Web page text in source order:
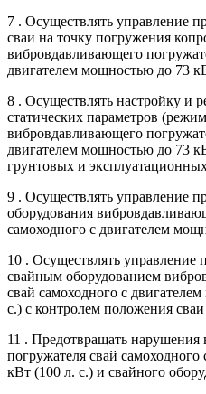
7 . Осуществлять управление
сваи на точку погружения
вибровдавливающего
двигателем мощностью до 73
8 . Осуществлять настройку и
статических параметров
вибровдавливающего
двигателем мощностью до 73
грунтовых и
9 . Осуществлять управление
оборудования
самоходного с двигателем
10 . Осуществлять управление
свайным оборудованием
свай самоходного с
с.) с контролем положения
11 . Предотвращать
погружателя свай
кВт (100 л. с.) и свайного